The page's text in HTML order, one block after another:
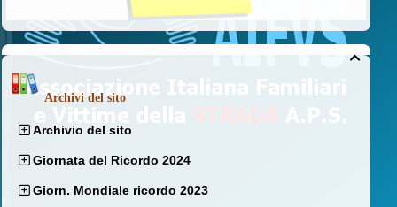

Archivi del sito
Archivio del sito
Giornata del Ricordo 2024
Giorn. Mondiale ricordo 2023